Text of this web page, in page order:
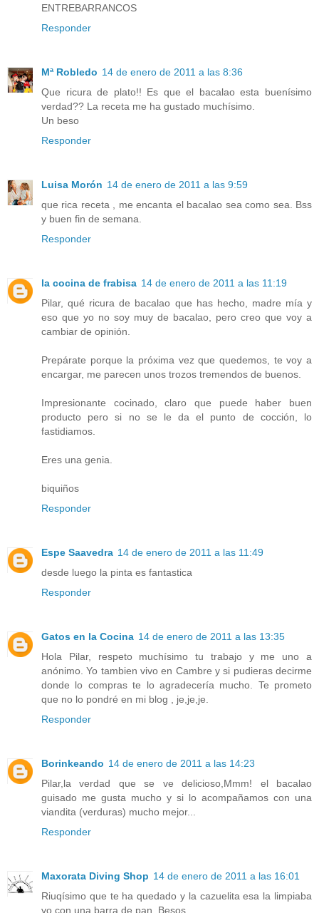
ENTREBARRANCOS
Responder
Mª Robledo 14 de enero de 2011 a las 8:36
Que ricura de plato!! Es que el bacalao esta buenísimo
verdad?? La receta me ha gustado muchísimo.
Un beso
Responder
Luisa Morón 14 de enero de 2011 a las 9:59
que rica receta , me encanta el bacalao sea como sea. Bss
y buen fin de semana.
Responder
la cocina de frabisa 14 de enero de 2011 a las 11:19
Pilar, qué ricura de bacalao que has hecho, madre mía y
eso que yo no soy muy de bacalao, pero creo que voy a
cambiar de opinión.
Prepárate porque la próxima vez que quedemos, te voy a
encargar, me parecen unos trozos tremendos de buenos.
Impresionante cocinado, claro que puede haber buen
producto pero si no se le da el punto de cocción, lo
fastidiamos.
Eres una genia.
biquiños
Responder
Espe Saavedra 14 de enero de 2011 a las 11:49
desde luego la pinta es fantastica
Responder
Gatos en la Cocina 14 de enero de 2011 a las 13:35
Hola Pilar, respeto muchísimo tu trabajo y me uno a
anónimo. Yo tambien vivo en Cambre y si pudieras decirme
donde lo compras te lo agradecería mucho. Te prometo
que no lo pondré en mi blog , je,je,je.
Responder
Borinkeando 14 de enero de 2011 a las 14:23
Pilar,la verdad que se ve delicioso,Mmm! el bacalao
guisado me gusta mucho y si lo acompañamos con una
viandita (verduras) mucho mejor...
Responder
Maxorata Diving Shop 14 de enero de 2011 a las 16:01
Riuqísimo que te ha quedado y la cazuelita esa la limpiaba
yo con una barra de pan. Besos